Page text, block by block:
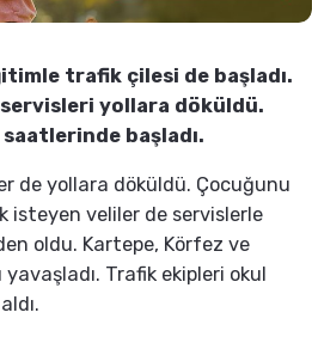
trafik çilesi de başladı.
yollara döküldü.
başladı.
de yollara döküldü. Çocuğunu
isteyen veliler de servislerle
oldu. Kartepe, Körfez ve
Trafik ekipleri okul